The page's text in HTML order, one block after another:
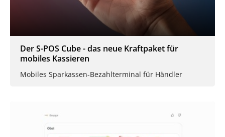
Der S-POS Cube - das neue Kraftpaket für
mobiles Kassieren
Mobiles Sparkassen-Bezahlterminal für Händler